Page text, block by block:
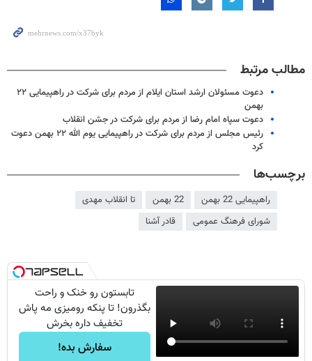
مطالب مرتبط
دعوت مسئولان ارشد استان ایلام از مردم برای شرکت در راهپیمایی ۲۲
بهمن
دعوت سپاه امام رضا از مردم برای شرکت در جشن انقلاب
رئیس مجلس از مردم برای شرکت در راهپیمایی یوم الله ۲۲ بهمن دعوت
کرد
برچسب‌ها
راهپیمایی 22 بهمن 22 بهمن
تا انقلاب مهدی
شورای فرهنگ عمومی
قادر آشنا
تابستون رو خنک و راحت
بگذرون! تا پنکه رومیزی مه پاش
تخفیف داره بخرش
سفارش بده!